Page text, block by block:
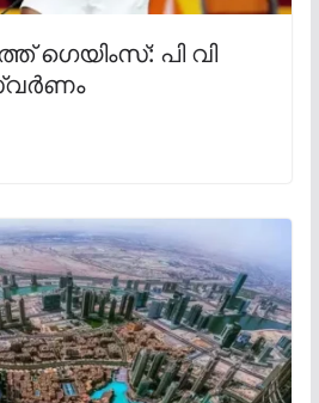
പി വി